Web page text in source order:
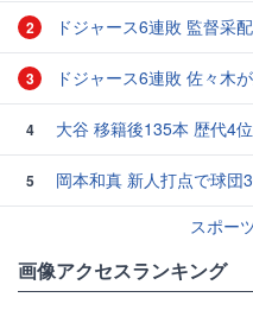
2 ドジャース6連敗 監督采
3 ドジャース6連敗 佐々木
4 大谷 移籍後135本 歴代4
5
岡本和真 新人打点で球団
スポー
画像アクセスランキング